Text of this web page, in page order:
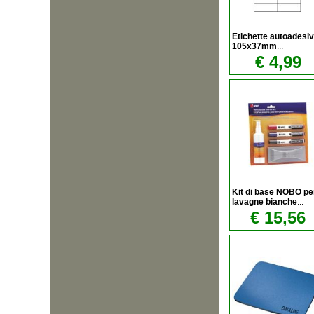
Etichette
105x37mm...
€ 4,99
Kit di base NOBO
lavagne bianche...
€ 15,56